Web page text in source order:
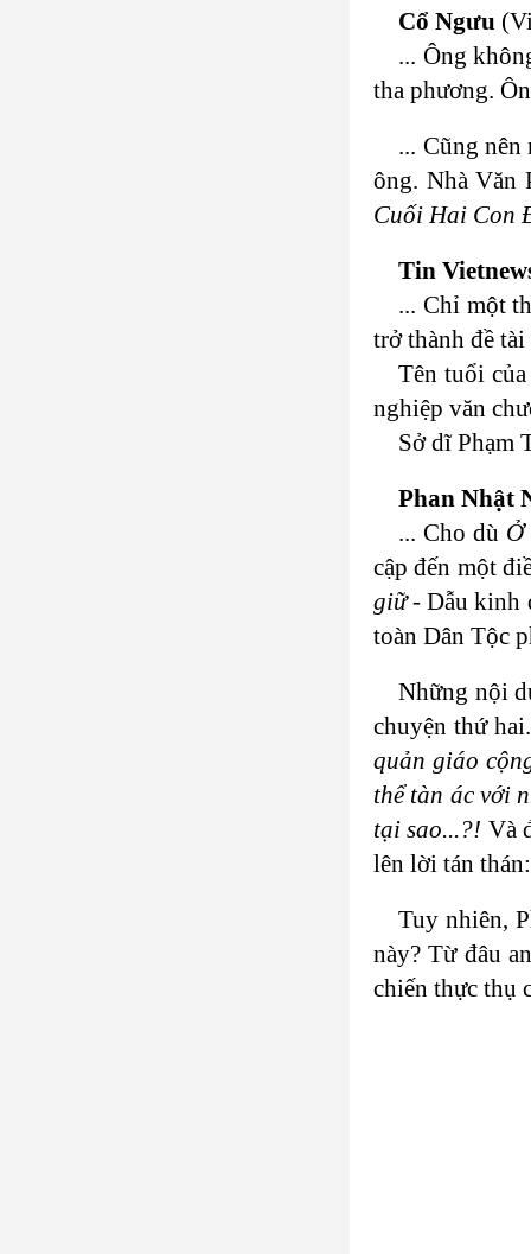
Cổ Ngưu
... Ông
tha phương.
... Cũng
ông. Nhà Văn
Cuối Hai Con
Tin
... Chỉ một
trở thành đề
Tên tuổi
nghiệp văn
Sở dĩ Phạm
Phan Nhật
... Cho dù
cập đến một
giữ- Dẫu kinh
toàn Dân Tộc
Những nội
chuyện thứ
quản giáo
thể tàn ác với
tại sao...?! Và
lên lời tán
Tuy nhiên,
này? Từ đâu
chiến thực thụ